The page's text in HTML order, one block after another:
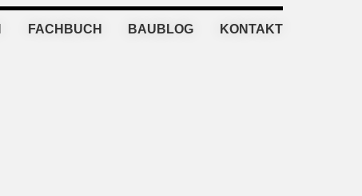
FACHBUCH BAUBLOG KONTAKT